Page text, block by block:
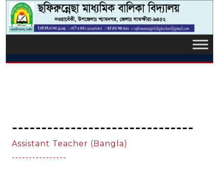
-------------------------------
Assistant Teacher (Bangla)
----------------